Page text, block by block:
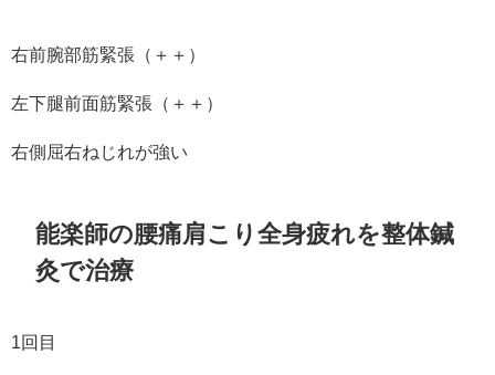
右前腕部筋緊張（＋＋）
左下腿前面筋緊張（＋＋）
右側屈右ねじれが強い
能楽師の腰痛肩こり全身疲れを整体鍼
灸で治療
1回目